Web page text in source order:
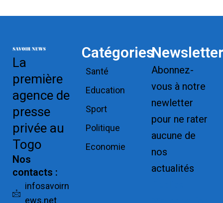
La
première
agence de
presse
privée au
Togo
Nos
contacts :
infosavoirn
ews.net
Catégories
Santé
Education
Sport
Politique
Economie
Newsletter
Abonnez-
vous à notre
newletter
pour ne rater
aucune de
nos
actualités